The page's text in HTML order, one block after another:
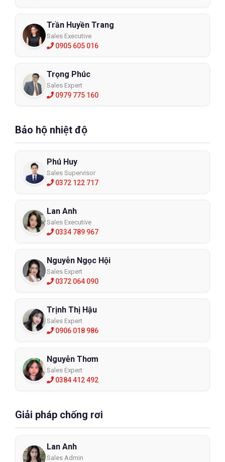
Trần Huyền Trang
Sales Executive
0905 605 016
Trọng Phúc
Sales Expert
0979 775 160
Bảo hộ nhiệt độ
Phú Huy
Sales Supervisor
0372 122 717
Lan Anh
Sales Executive
0334 789 967
Nguyễn Ngọc Hội
Sales Expert
0372 064 090
Trịnh Thị Hậu
Sales Expert
0906 018 986
Nguyễn Thơm
Sales Expert
0384 412 492
Giải pháp chống rơi
Lan Anh
Sales Admin